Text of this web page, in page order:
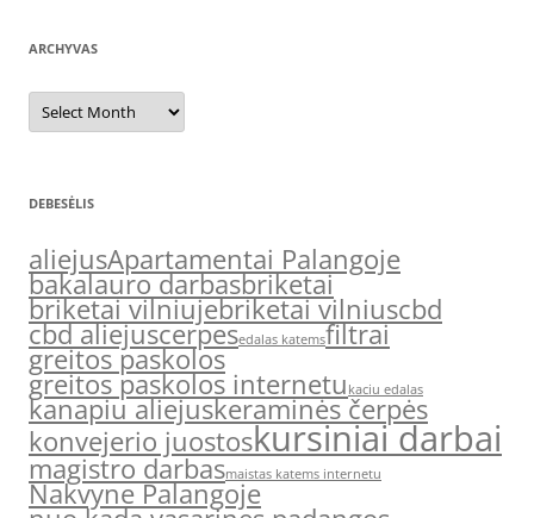
ARCHYVAS
Archyvas
DEBESĖLIS
aliejusApartamentai Palangoje
bakalauro darbasbriketai
briketai vilniujebriketai vilniuscbd
cbd aliejuscerpesedalas katemsfiltrai
greitos paskolos
greitos paskolos internetu kaciu edalas
kanapiu aliejuskeraminės čerpės
konvejerio juostoskursiniai darbai
magistro darbasmaistas katems internetu
Nakvyne Palangoje